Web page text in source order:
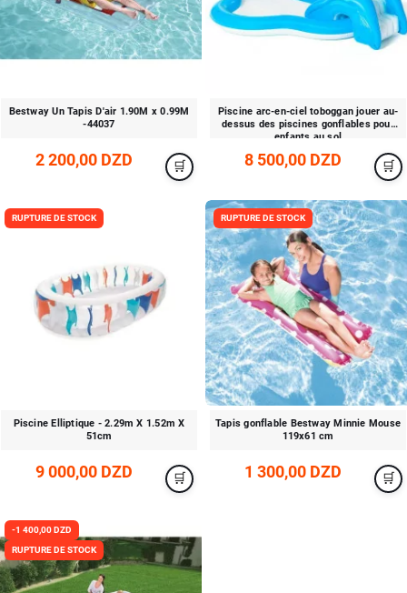
Bestway Un Tapis D'air 1.90M x 0.99M
-44037
2 200,00 DZD
Piscine arc-en-ciel toboggan jouer au-
dessus des piscines gonflables pour
enfants au sol
8 500,00 DZD
RUPTURE DE STOCK
Piscine Elliptique - 2.29m X 1.52m X
51cm
9 000,00 DZD
RUPTURE DE STOCK
Tapis gonflable Bestway Minnie Mouse
119x61 cm
1 300,00 DZD
-1 400,00 DZD
RUPTURE DE STOCK